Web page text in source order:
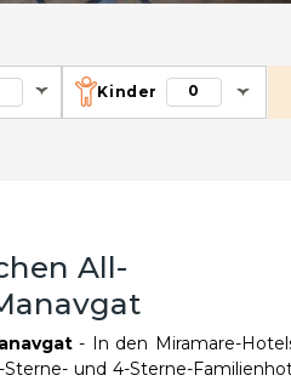
Kinder 0
All-
- In den Miramare-
und 4-Sterne-